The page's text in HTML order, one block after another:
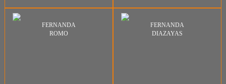
FERNANDA
ROMO
FERNANDA
DIAZAYAS